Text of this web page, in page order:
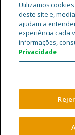
Cooperativa
2026 Sistema
Utilizamos
deste site e,
ajudam a
experiência cada
informações,
Privacidade